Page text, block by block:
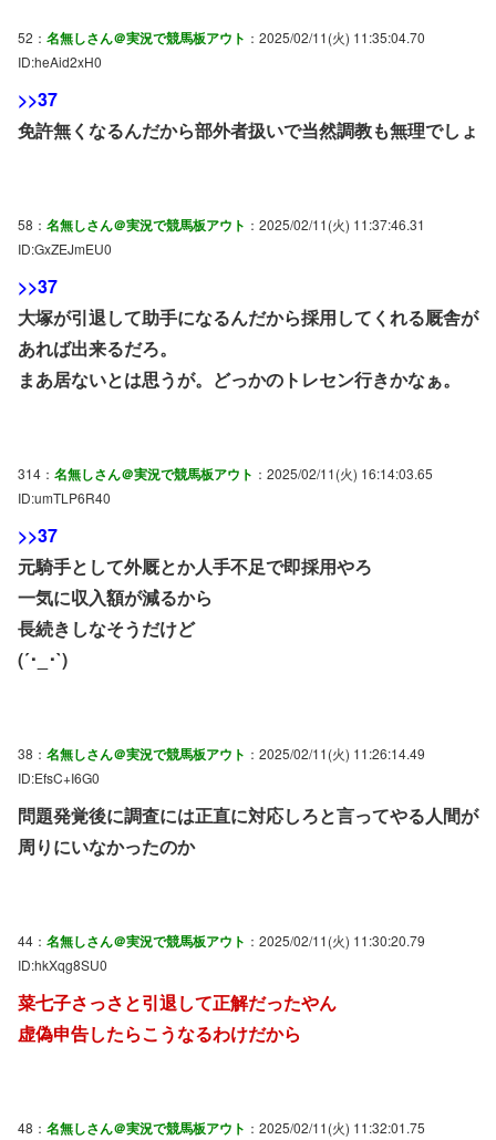
52： 名無しさん＠実況で競馬板アウト ：2025/02/11(火) 11:35:04.70
ID:heAid2xH0
>>37
免許無くなるんだから部外者扱いで当然調教も無理でしょ
58： 名無しさん＠実況で競馬板アウト ：2025/02/11(火) 11:37:46.31
ID:GxZEJmEU0
>>37
大塚が引退して助手になるんだから採用してくれる厩舎が
あれば出来るだろ。
まあ居ないとは思うが。どっかのトレセン行きかなぁ。
314： 名無しさん＠実況で競馬板アウト ：2025/02/11(火) 16:14:03.65
ID:umTLP6R40
>>37
元騎手として外厩とか人手不足で即採用やろ
一気に収入額が減るから
長続きしなそうだけど
(´･_･`)
38： 名無しさん＠実況で競馬板アウト ：2025/02/11(火) 11:26:14.49
ID:EfsC+I6G0
問題発覚後に調査には正直に対応しろと言ってやる人間が
周りにいなかったのか
44： 名無しさん＠実況で競馬板アウト ：2025/02/11(火) 11:30:20.79
ID:hkXqg8SU0
菜七子さっさと引退して正解だったやん
虚偽申告したらこうなるわけだから
48： 名無しさん＠実況で競馬板アウト ：2025/02/11(火) 11:32:01.75